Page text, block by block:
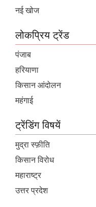
नई खोज
लोकप्रिय ट्रेंड
पंजाब
हरियाणा
किसान आंदोलन
महंगाई
ट्रेंडिंग विषयें
मुद्रा स्फ़ीति
किसान विरोध
महाराष्ट्र
उत्तर प्रदेश